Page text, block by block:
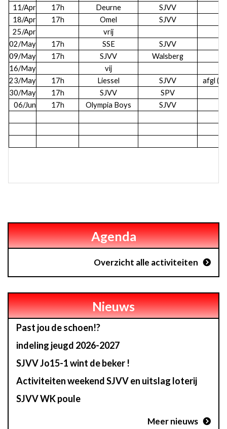
11/Apr
17h Deurne SJVV
18/Apr
17h Omel SJVV
25/Apr
vrij
02/May
17h SSE SJVV
09/May
17h SJVV Walsberg
16/May
vij
23/May
17h Liessel SJVV
afgl
30/May
17h SJVV
SPV
06/Jun
17h Olympia Boys SJVV
Agenda
Overzicht alle activiteiten
Nieuws
Past jou de schoen!?
indeling jeugd 2026-2027
SJVV Jo15-1 wint de beker !
Activiteiten weekend SJVV en uitslag loterij
SJVV WK poule
Meer nieuws